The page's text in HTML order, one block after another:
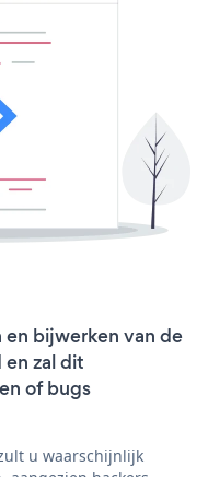
en bijwerken van de
zal dit
of bugs
u waarschijnlijk